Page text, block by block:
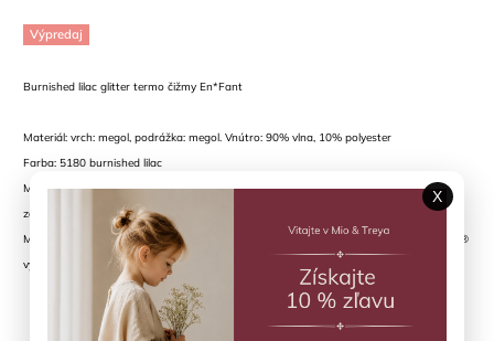
Výpredaj
Burnished lilac glitter termo čižmy En*Fant
Materiál: vrch: megol, podrážka: megol. Vnútro: 90% vlna, 10% polyester
Farba: 5180 burnished lilac
MEGOL predstavuje rodinu styrénových termoplastových materiálov. Bola vyvinutá a
zdokonaľovaná v priebehu viac ako 20 rokov a je ideálny pre funkčnú obuv.
MEGOL® má veľa kvalít, ale nasledujúce sú hlavné vlastnosti, vďaka ktorým je MEGOL®
vynikajúcim materiálom pre vytvorenie vysoko kvalitných termo čižiem a gumákov:
100% recyklovateľný
X